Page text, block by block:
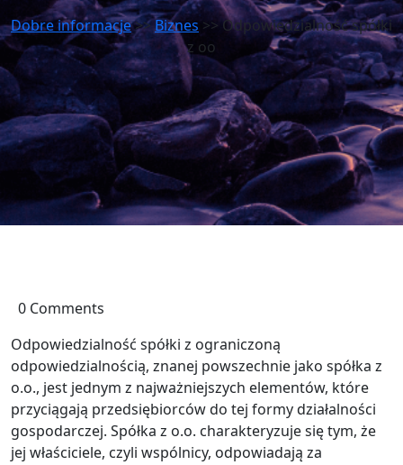
Dobre informacje>>Biznes>> Odpowiedzialność spółki
z oo
0 Comments
Odpowiedzialność spółki z ograniczoną
odpowiedzialnością, znanej powszechnie jako spółka z
o.o., jest jednym z najważniejszych elementów, które
przyciągają przedsiębiorców do tej formy działalności
gospodarczej. Spółka z o.o. charakteryzuje się tym, że
jej właściciele, czyli wspólnicy, odpowiadają za